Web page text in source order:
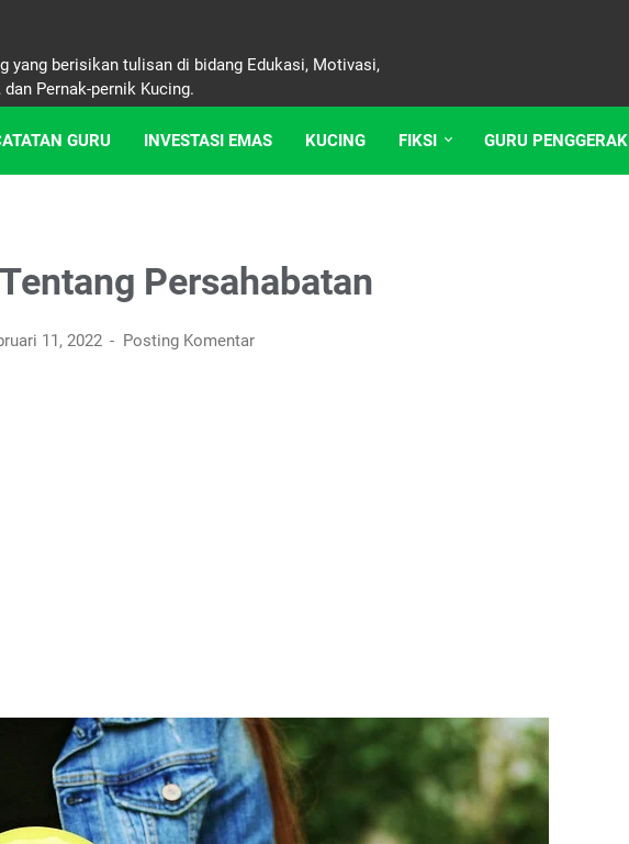
yang berisikan tulisan di bidang Edukasi, Motivasi,
Pernak-pernik Kucing.
GURU INVESTASI EMAS KUCING FIKSI GURU PENGGERAK
Persahabatan
11, 2022 Posting Komentar